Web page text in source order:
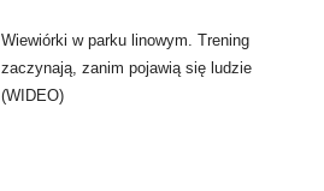
Wiewiórki w parku linowym. Trening
zaczynają, zanim pojawią się ludzie
(WIDEO)